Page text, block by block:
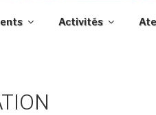
Activités